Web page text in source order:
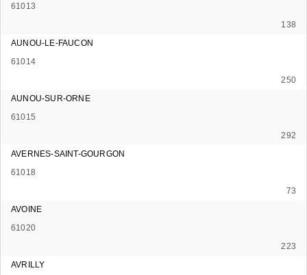
61013
138
AUNOU-LE-FAUCON
61014
250
AUNOU-SUR-ORNE
61015
292
AVERNES-SAINT-GOURGON
61018
73
AVOINE
61020
223
AVRILLY